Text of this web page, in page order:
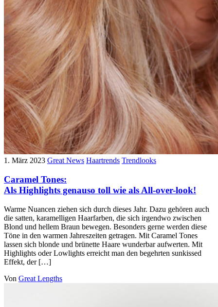
1. März 2023 Great News Haartrends Trendlooks
Caramel Tones:
Als Highlights genauso toll wie als All-over-look!
Warme Nuancen ziehen sich durch dieses Jahr. Dazu gehören auch
die satten, karamelligen Haarfarben, die sich irgendwo zwischen
Blond und hellem Braun bewegen. Besonders gerne werden diese
Töne in den warmen Jahreszeiten getragen. Mit Caramel Tones
lassen sich blonde und brünette Haare wunderbar aufwerten. Mit
Highlights oder Lowlights erreicht man den begehrten sunkissed
Effekt, der […]
Von Great Lengths